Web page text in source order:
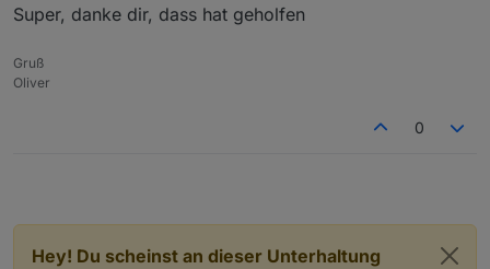
Super, danke dir, dass hat geholfen
Gruß
Oliver
0
Hey! Du scheinst an dieser Unterhaltung